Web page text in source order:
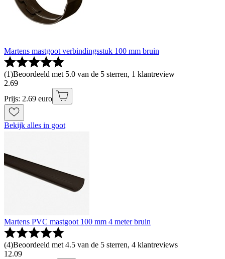
Martens mastgoot verbindingsstuk 100 mm bruin
(1)Beoordeeld met 5.0 van de 5 sterren, 1 klantreview
2.69
Prijs: 2.69 euro
Bekijk alles in goot
Martens PVC mastgoot 100 mm 4 meter bruin
(4)Beoordeeld met 4.5 van de 5 sterren, 4 klantreviews
12.09